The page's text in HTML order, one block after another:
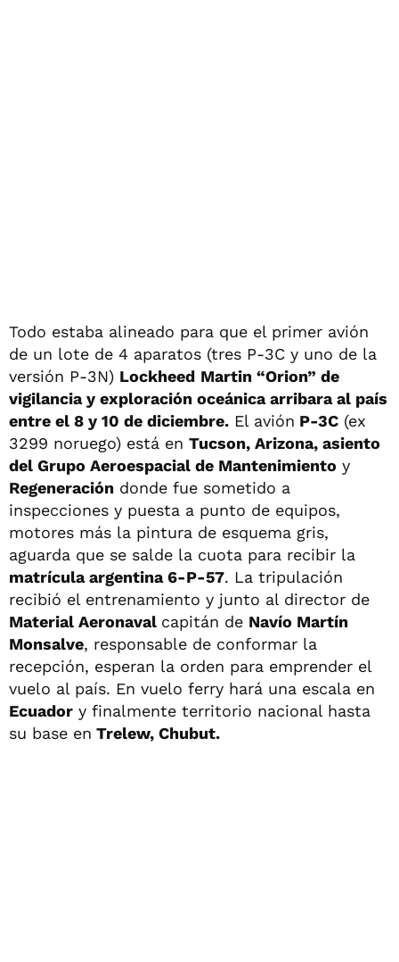
Todo estaba alineado para que el primer avión
de un lote de 4 aparatos (tres P-3C y uno de la
versión P-3N) Lockheed Martin “Orion” de
vigilancia y exploración oceánica arribara al país
entre el 8 y 10 de diciembre. El avión P-3C (ex
3299 noruego) está en Tucson, Arizona, asiento
del Grupo Aeroespacial de Mantenimiento y
Regeneración donde fue sometido a
inspecciones y puesta a punto de equipos,
motores más la pintura de esquema gris,
aguarda que se salde la cuota para recibir la
matrícula argentina 6-P-57. La tripulación
recibió el entrenamiento y junto al director de
Material Aeronaval capitán de Navío Martín
Monsalve, responsable de conformar la
recepción, esperan la orden para emprender el
vuelo al país. En vuelo ferry hará una escala en
Ecuador y finalmente territorio nacional hasta
su base en Trelew, Chubut.